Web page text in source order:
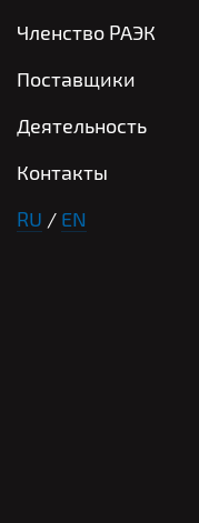
Членство РАЭК
Поставщики
Деятельность
Контакты
RU / EN